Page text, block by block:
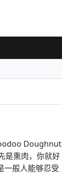
Doughnut
是熏肉，你就好
一般人能够忍受